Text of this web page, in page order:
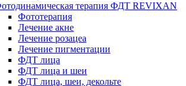
терапия ФДТ REVIXAN
Фототерапия
Лечение акне
Лечение розацеа
Лечение пигментации
ФДТ лица
ФДТ лица и шеи
ФДТ лица, шеи, декольте